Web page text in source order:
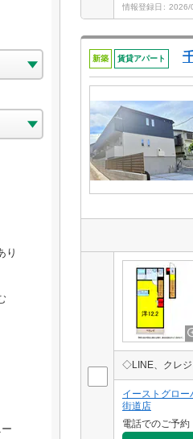
り
情報登録日 2026/
新築 賃貸アパート
イーストグロ
街道店
電話でのご予約